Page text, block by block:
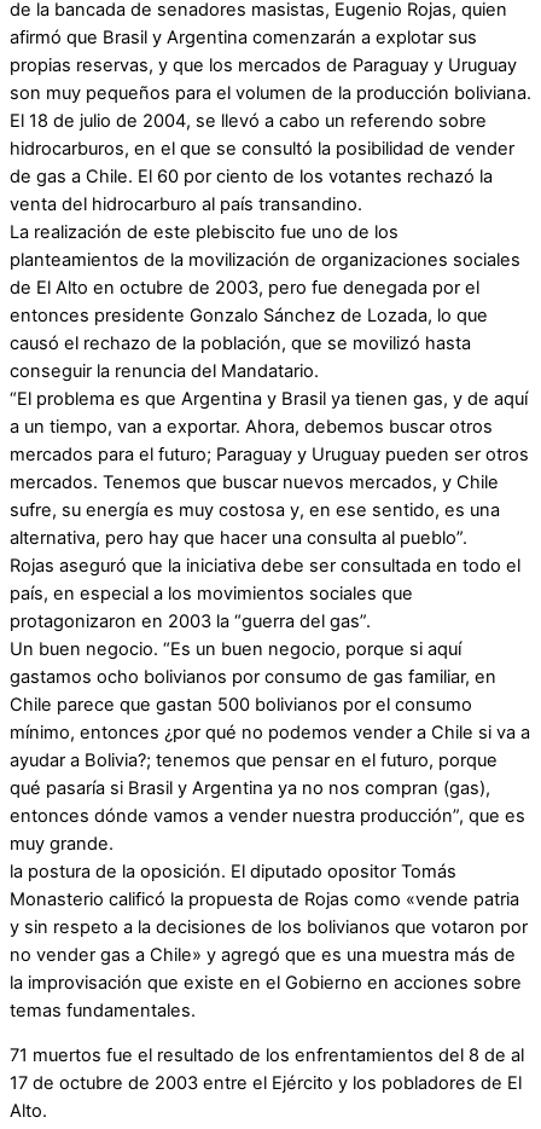
de la bancada de senadores masistas, Eugenio Rojas, quien
afirmó que Brasil y Argentina comenzarán a explotar sus
propias reservas, y que los mercados de Paraguay y Uruguay
son muy pequeños para el volumen de la producción boliviana.
El 18 de julio de 2004, se llevó a cabo un referendo sobre
hidrocarburos, en el que se consultó la posibilidad de vender
de gas a Chile. El 60 por ciento de los votantes rechazó la
venta del hidrocarburo al país transandino.
La realización de este plebiscito fue uno de los
planteamientos de la movilización de organizaciones sociales
de El Alto en octubre de 2003, pero fue denegada por el
entonces presidente Gonzalo Sánchez de Lozada, lo que
causó el rechazo de la población, que se movilizó hasta
conseguir la renuncia del Mandatario.
“El problema es que Argentina y Brasil ya tienen gas, y de aquí
a un tiempo, van a exportar. Ahora, debemos buscar otros
mercados para el futuro; Paraguay y Uruguay pueden ser otros
mercados. Tenemos que buscar nuevos mercados, y Chile
sufre, su energía es muy costosa y, en ese sentido, es una
alternativa, pero hay que hacer una consulta al pueblo”.
Rojas aseguró que la iniciativa debe ser consultada en todo el
país, en especial a los movimientos sociales que
protagonizaron en 2003 la “guerra del gas”.
Un buen negocio. “Es un buen negocio, porque si aquí
gastamos ocho bolivianos por consumo de gas familiar, en
Chile parece que gastan 500 bolivianos por el consumo
mínimo, entonces ¿por qué no podemos vender a Chile si va a
ayudar a Bolivia?; tenemos que pensar en el futuro, porque
qué pasaría si Brasil y Argentina ya no nos compran (gas),
entonces dónde vamos a vender nuestra producción”, que es
muy grande.
la postura de la oposición. El diputado opositor Tomás
Monasterio calificó la propuesta de Rojas como «vende patria
y sin respeto a la decisiones de los bolivianos que votaron por
no vender gas a Chile» y agregó que es una muestra más de
la improvisación que existe en el Gobierno en acciones sobre
temas fundamentales.
71 muertos fue el resultado de los enfrentamientos del 8 de al
17 de octubre de 2003 entre el Ejército y los pobladores de El
Alto.